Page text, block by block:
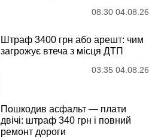
08:30 04.08.26
Штраф 3400 грн або арешт: чим
загрожує втеча з місця ДТП
03:35 04.08.26
Пошкодив асфальт — плати
двічі: штраф 340 грн і повний
ремонт дороги